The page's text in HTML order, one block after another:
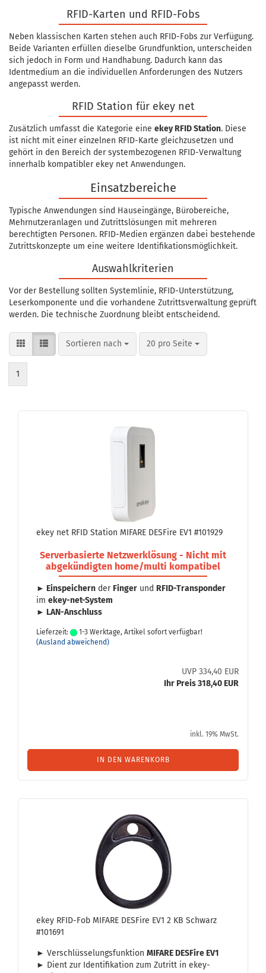
RFID-Karten und RFID-Fobs
Neben klassischen Karten stehen auch RFID-Fobs zur Verfügung.
Beide Varianten erfüllen dieselbe Grundfunktion, unterscheiden
sich jedoch in Form und Handhabung. Dadurch kann das
Identmedium an die individuellen Anforderungen des Nutzers
angepasst werden.
RFID Station für ekey net
Zusätzlich umfasst die Kategorie eine ekey RFID Station. Diese
ist nicht mit einer einzelnen RFID-Karte gleichzusetzen und
gehört in den Bereich der systembezogenen RFID-Verwaltung
innerhalb kompatibler ekey net Anwendungen.
Einsatzbereiche
Typische Anwendungen sind Hauseingänge, Bürobereiche,
Mehrnutzeranlagen und Zutrittslösungen mit mehreren
berechtigten Personen. RFID-Medien ergänzen dabei bestehende
Zutrittskonzepte um eine weitere Identifikationsmöglichkeit.
Auswahlkriterien
Vor der Bestellung sollten Systemlinie, RFID-Unterstützung,
Leserkomponente und die vorhandene Zutrittsverwaltung geprüft
werden. Die technische Zuordnung bleibt entscheidend.
Sortieren nach
Sortieren nach 20 pro Seite
pro Seite
1
ekey net RFID Sta­ti­on MIFA­RE DES­Fire EV1 #101929
Ser­ver­ba­sier­te Netz­werk­lö­sung - Nicht mit
ab­ge­kün­dig­ten home/multi kom­pa­ti­bel
► Ein­spei­chern der Fin­ger und RFID-​Transponder
im ekey-​net-System
► LAN-​Anschluss
Lieferzeit:
1-3 Werktage, Artikel sofort verfügbar!
(Ausland abweichend)
UVP 334,40 EUR
Ihr Preis 318,40 EUR
inkl. 19% MwSt.
IN DEN WARENKORB
ekey RFID-​Fob MIFA­RE DES­Fire EV1 2 KB Schwarz
#101691
► Ver­schlüs­se­lungs­funk­ti­on MIFA­RE DES­Fire EV1
► Dient zur Iden­ti­fi­ka­ti­on zum Zu­tritt in ekey-​